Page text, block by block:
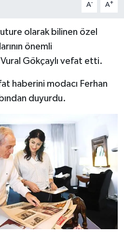
A- A+
olarak bilinen özel
önemli
Gökçaylı vefat etti.
haberini modacı Ferhan
duyurdu.